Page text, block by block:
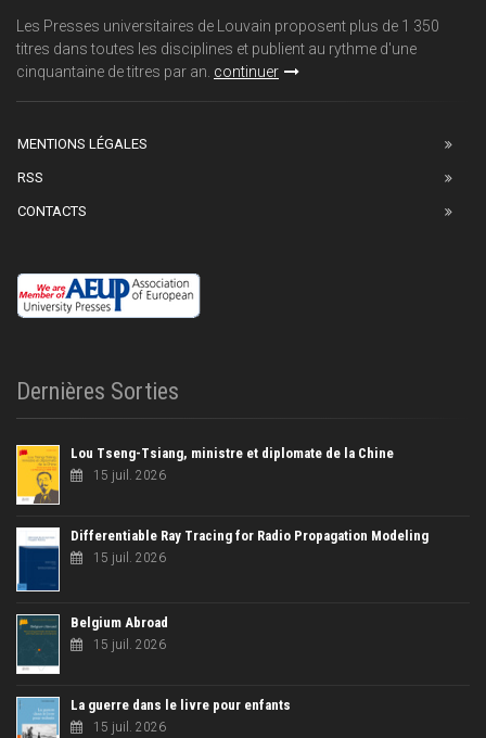
Les Presses universitaires de Louvain proposent plus de 1 350
titres dans toutes les disciplines et publient au rythme d'une
cinquantaine de titres par an. continuer
MENTIONS LÉGALES
RSS
CONTACTS
Dernières Sorties
Lou Tseng-Tsiang, ministre et diplomate de la Chine
15 juil. 2026
Differentiable Ray Tracing for Radio Propagation Modeling
15 juil. 2026
Belgium Abroad
15 juil. 2026
La guerre dans le livre pour enfants
15 juil. 2026